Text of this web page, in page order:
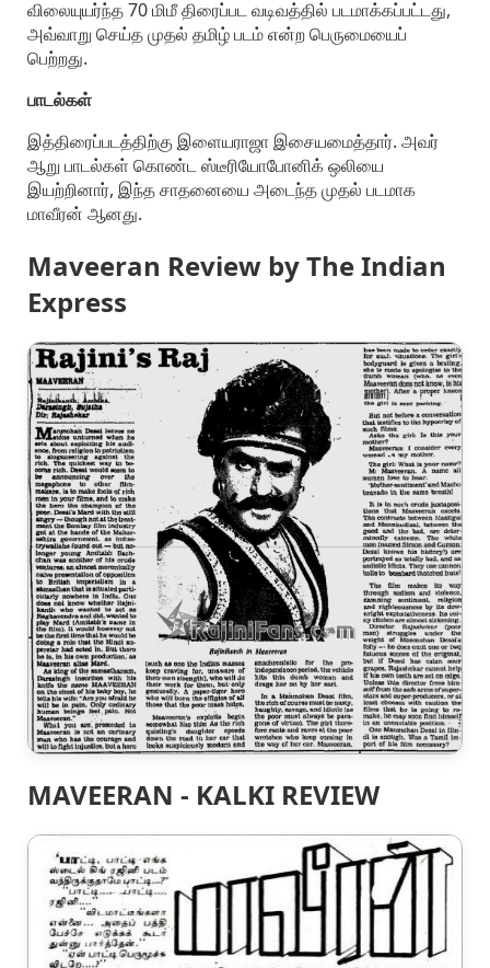
விலையுயர்ந்த 70 மிமீ திரைப்பட வடிவத்தில் படமாக்கப்பட்டது,
அவ்வாறு செய்த முதல் தமிழ் படம் என்ற பெருமையைப்
பெற்றது.
பாடல்கள்
இத்திரைப்படத்திற்கு இளையராஜா இசையமைத்தார். அவர்
ஆறு பாடல்கள் கொண்ட ஸ்டீரியோபோனிக் ஒலியை
இயற்றினார், இந்த சாதனையை அடைந்த முதல் படமாக
மாவீரன் ஆனது.
Maveeran Review by The Indian
Express
MAVEERAN - KALKI REVIEW